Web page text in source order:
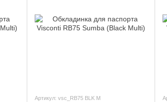
Артикул: vsc_RB75 BLK M